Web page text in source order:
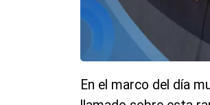
En el marco del día